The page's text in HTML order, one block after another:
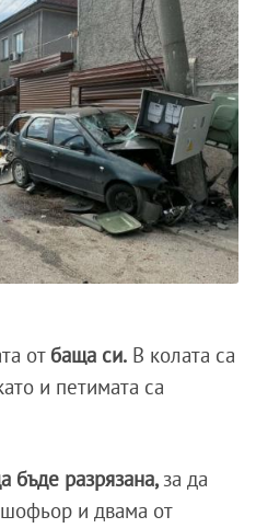
от баща си. В колата са
и петимата са
бъде разрязана, за да
и двама от